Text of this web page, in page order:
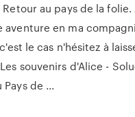
au pays de la folie.
aventure en ma
le cas n'hésitez à
souvenirs d'Alice -
Pays de ...